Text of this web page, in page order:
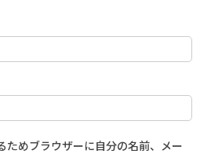
ためブラウザーに自分の名前、メー